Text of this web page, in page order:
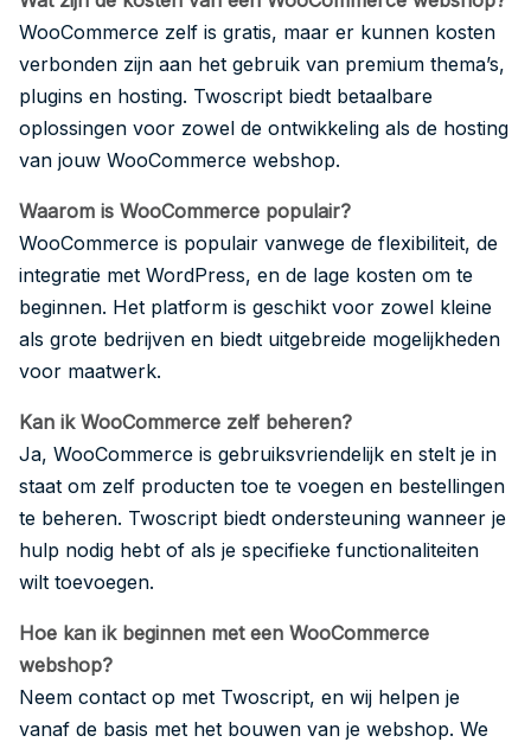
WooCommerce zelf is gratis, maar er kunnen kosten
verbonden zijn aan het gebruik van premium thema’s,
plugins en hosting. Twoscript biedt betaalbare
oplossingen voor zowel de ontwikkeling als de hosting
van jouw WooCommerce webshop.
Waarom is WooCommerce populair?
WooCommerce is populair vanwege de flexibiliteit, de
integratie met WordPress, en de lage kosten om te
beginnen. Het platform is geschikt voor zowel kleine
als grote bedrijven en biedt uitgebreide mogelijkheden
voor maatwerk.
Kan ik WooCommerce zelf beheren?
Ja, WooCommerce is gebruiksvriendelijk en stelt je in
staat om zelf producten toe te voegen en bestellingen
te beheren. Twoscript biedt ondersteuning wanneer je
hulp nodig hebt of als je specifieke functionaliteiten
wilt toevoegen.
Hoe kan ik beginnen met een WooCommerce
webshop?
Neem contact op met Twoscript, en wij helpen je
vanaf de basis met het bouwen van je webshop. We